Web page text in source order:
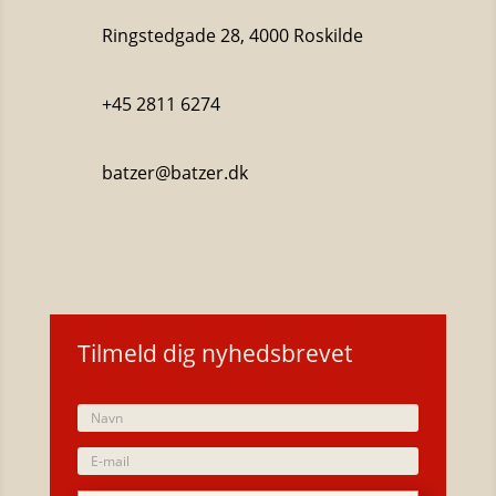
Ringstedgade 28, 4000 Roskilde
+45 2811 6274
batzer@batzer.dk
Tilmeld dig nyhedsbrevet